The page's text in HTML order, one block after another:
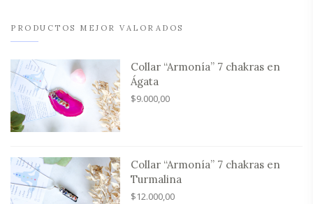
PRODUCTOS MEJOR VALORADOS
Collar “Armonía” 7 chakras en
Ágata
$9.000,00
Collar “Armonía” 7 chakras en
Turmalina
$12.000,00